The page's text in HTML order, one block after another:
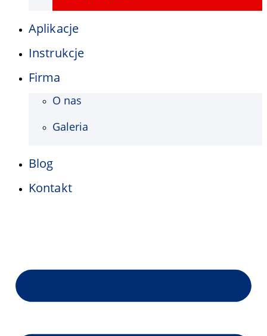
Aplikacje
Instrukcje
Firma
O nas
Galeria
Blog
Kontakt